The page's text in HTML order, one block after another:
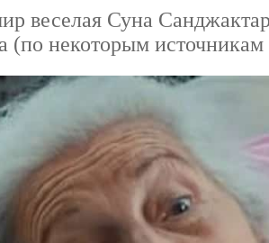
веселая Суна
(по некоторым источникам